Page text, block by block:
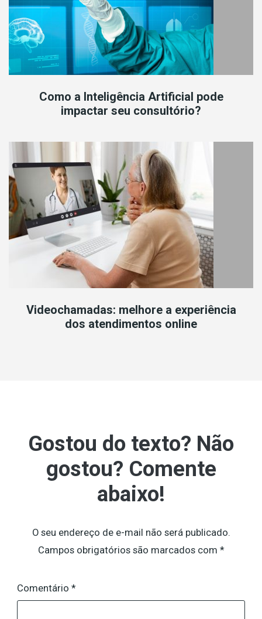
Como a Inteligência Artificial pode
impactar seu consultório?
Videochamadas: melhore a experiência
dos atendimentos online
Gostou do texto? Não
gostou? Comente
abaixo!
O seu endereço de e-mail não será publicado.
Campos obrigatórios são marcados com *
Comentário *